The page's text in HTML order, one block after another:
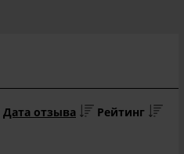
Дата отзыва Рейтинг